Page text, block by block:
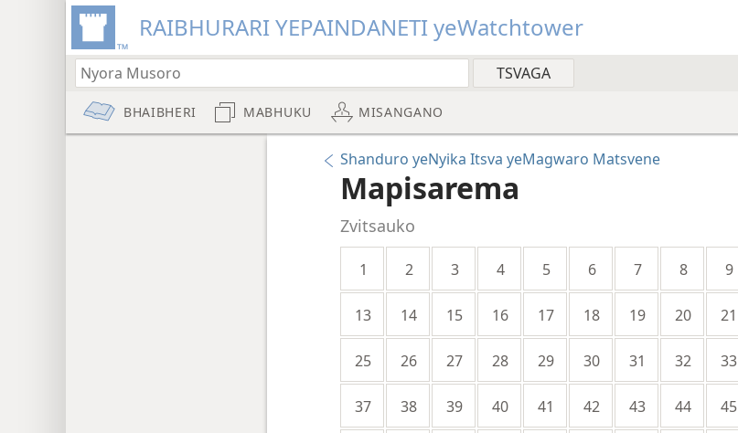
RAIBHURARI YEPAINDANETI yeWatchtower
BHAIBHERI MABHUKU MISANGANO
Shanduro yeNyika Itsva yeMagwaro Matsvene
Mapisarema
Zvitsauko
1 2 3 4 5 6 7 8 9
13 14 15 16 17 18 19 20 21
25 26 27 28 29 30 31 32 33
37 38 39 40 41 42 43 44 45